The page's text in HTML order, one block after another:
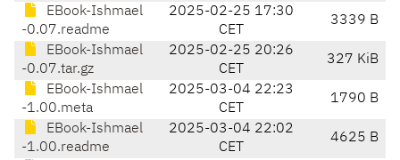
EBook-Ishmael
-0.07.readme
2025-02-25 17:30
CET
3339 B
EBook-Ishmael
-0.07.tar.gz
2025-02-25 20:26
CET
327 KiB
EBook-Ishmael
-1.00.meta
2025-03-04 22:23
CET
1790 B
EBook-Ishmael
-1.00.readme
2025-03-04 22:02
CET
4625 B